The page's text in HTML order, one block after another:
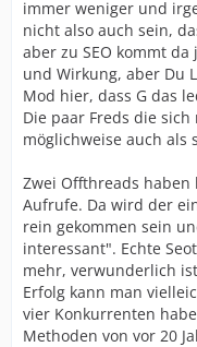
immer weniger und
nicht also auch sein,
aber zu SEO kommt
und Wirkung, aber Du
Mod hier, dass G das
Die paar Freds die
möglichweise auch als
Zwei Offthreads
Aufrufe. Da wird der
rein gekommen sein
interessant". Echte
mehr, verwunderlich
Erfolg kann man
vier Konkurrenten
Methoden von vor 20